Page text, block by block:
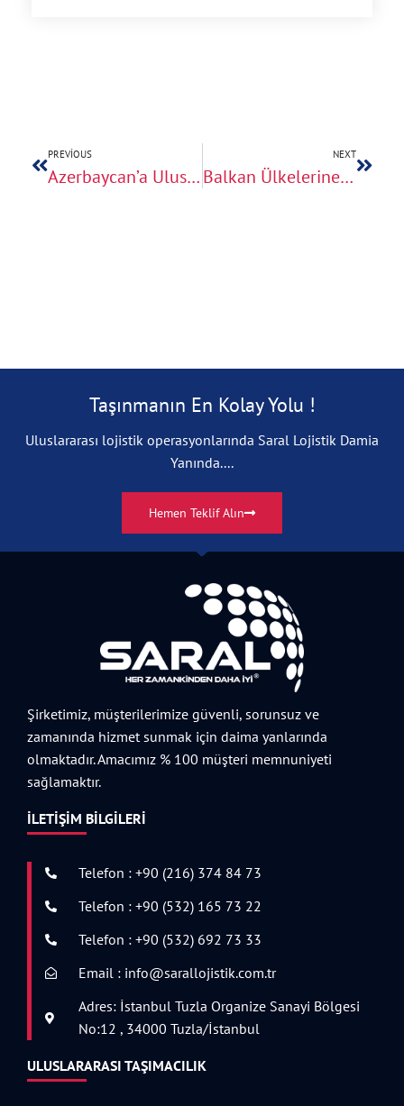
PREVIOUS
Azerbaycan’a Uluslararası Nakliyat: Komşu Ülke Taşımacılığı
NEXT
Balkan Ülkelerine Ev Taşıma: Sırbistan, Bosna, Makedonya Nakliyat
Taşınmanın En Kolay Yolu !
Uluslararası lojistik operasyonlarında Saral Lojistik Damia
Yanında....
Hemen Teklif Alın
Şirketimiz, müşterilerimize güvenli, sorunsuz ve
zamanında hizmet sunmak için daima yanlarında
olmaktadır. Amacımız % 100 müşteri memnuniyeti
sağlamaktır.
İLETIŞIM BILGILERI
Telefon : +90 (216) 374 84 73
Telefon : +90 (532) 165 73 22
Telefon : +90 (532) 692 73 33
Email : info@sarallojistik.com.tr
Adres: İstanbul Tuzla Organize Sanayi Bölgesi
No:12 , 34000 Tuzla/İstanbul
ULUSLARARASI TAŞIMACILIK